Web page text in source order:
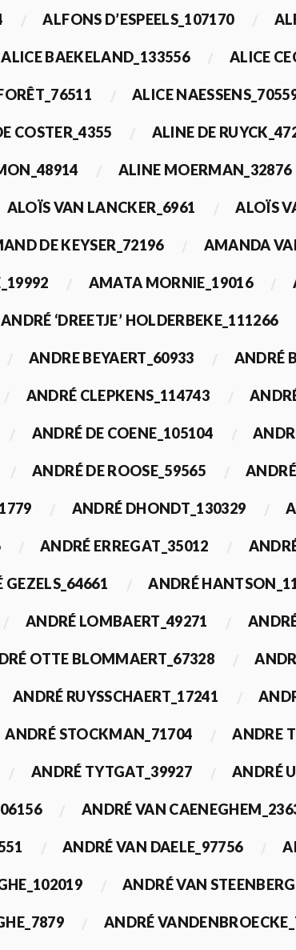
ALFONS D’ESPEELS_107170
ALICE BAEKELAND_133556 ALICE
ALICE
COSTER_4355 ALINE DE
ALINE MOERMAN_32876
ALOÏS VAN LANCKER_6961 ALOÏS
DE KEYSER_72196 AMANDA
AMATA MORNIE_19016
ANDRÉ ‘DREETJE’ HOLDERBEKE_111266
ANDRE BEYAERT_60933 ANDRÉ
ANDRÉ CLEPKENS_114743
ANDRÉ DE COENE_105104
ANDRÉ DE ROOSE_59565
ANDRÉ DHONDT_130329
ANDRÉ ERREGAT_35012
GEZELS_64661 ANDRÉ
ANDRÉ LOMBAERT_49271
OTTE BLOMMAERT_67328
ANDRÉ RUYSSCHAERT_17241
ANDRÉ STOCKMAN_71704 ANDRE
ANDRÉ TYTGAT_39927 ANDRÉ
ANDRÉ VAN
ANDRÉ VAN DAELE_97756
ANDRÉ VAN
ANDRÉ